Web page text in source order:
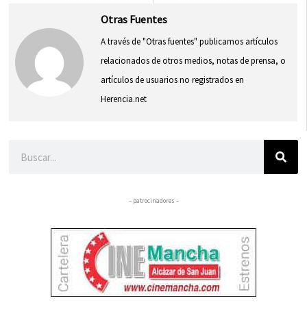
Otras Fuentes
A través de "Otras fuentes" publicamos artículos
relacionados de otros medios, notas de prensa, o
artículos de usuarios no registrados en
Herencia.net
– patrocinadores –